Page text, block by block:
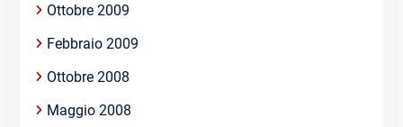
Ottobre 2009
Febbraio 2009
Ottobre 2008
Maggio 2008